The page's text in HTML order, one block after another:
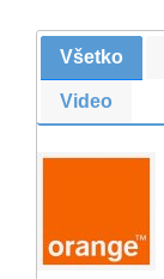
Všetko
Video